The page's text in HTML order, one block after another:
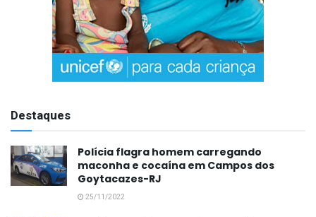
Destaques
Polícia flagra homem carregando
maconha e cocaína em Campos dos
Goytacazes-RJ
25/11/2022